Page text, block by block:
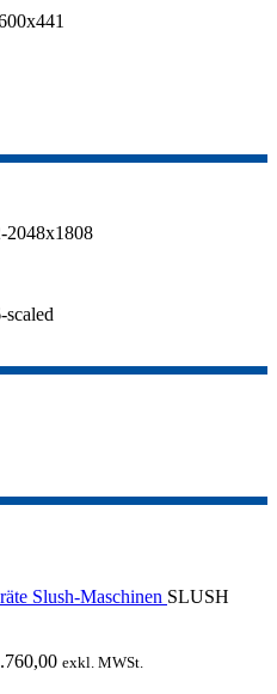
Slush-Maschinen SLUSH
exkl. MWSt.